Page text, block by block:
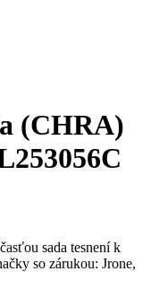
(CHRA)
sada tesnení k
so zárukou: Jrone,